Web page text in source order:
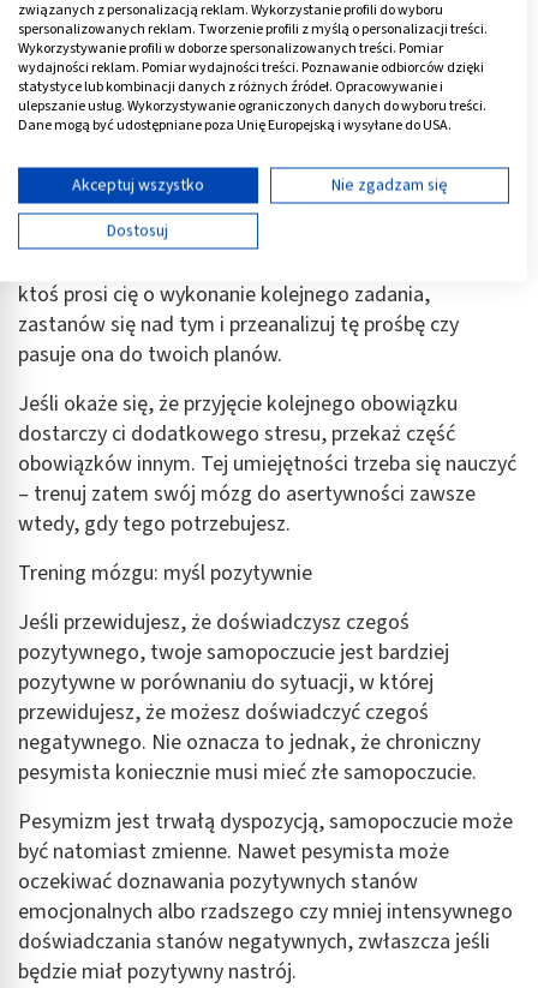
powierzane zostają tobie kolejne obowiązki
przysparzające ci dodatkowego stresu, należy w taki
sposób wytrenować swój mózg, aby niemal
automatycznie delegować zadania i w razie potrzeby
Pomyśl, jak często zgadzasz się na różne rzeczy tylko
dlatego, aby zadowolić innych, nie pytając najpierw
ktoś prosi cię o wykonanie kolejnego zadania,
zastanów się nad tym i przeanalizuj tę prośbę czy
pasuje ona do twoich planów.
Jeśli okaże się, że przyjęcie kolejnego obowiązku
dostarczy ci dodatkowego stresu, przekaż część
obowiązków innym. Tej umiejętności trzeba się nauczyć
– trenuj zatem swój mózg do asertywności zawsze
wtedy, gdy tego potrzebujesz.
Trening mózgu: myśl pozytywnie
Jeśli przewidujesz, że doświadczysz czegoś
pozytywnego, twoje samopoczucie jest bardziej
pozytywne w porównaniu do sytuacji, w której
przewidujesz, że możesz doświadczyć czegoś
negatywnego. Nie oznacza to jednak, że chroniczny
pesymista koniecznie musi mieć złe samopoczucie.
Pesymizm jest trwałą dyspozycją, samopoczucie może
być natomiast zmienne. Nawet pesymista może
oczekiwać doznawania pozytywnych stanów
emocjonalnych albo rzadszego czy mniej intensywnego
doświadczania stanów negatywnych, zwłaszcza jeśli
będzie miał pozytywny nastrój.
związanych z personalizacją reklam. Wykorzystanie profili do wyboru
spersonalizowanych reklam. Tworzenie profili z myślą o personalizacji treści.
Wykorzystywanie profili w doborze spersonalizowanych treści. Pomiar
wydajności reklam. Pomiar wydajności treści. Poznawanie odbiorców dzięki
statystyce lub kombinacji danych z różnych źródeł. Opracowywanie i
ulepszanie usług. Wykorzystywanie ograniczonych danych do wyboru treści.
Dane mogą być udostępniane poza Unię Europejską i wysyłane do USA.
Wyświetl listę partnerów (11 dostawców IAB)
Używamy Twoich danych w następujących celach:
Cele przetwarzania IAB:
Przechowywanie informacji na urządzeniu lub
dostęp do nich
Wykorzystywanie ograniczonych danych do
wyboru reklam
Tworzenie profili w celu spersonalizowanych
reklam
Wykorzystanie profili do wyboru
spersonalizowanych reklam
Tworzenie profili w celu personalizacji treści
Wykorzystywanie profili w celu doboru
spersonalizowanych treści
Pomiar efektywności reklam
Pomiar efektywności treści
Rozumienie odbiorców dzięki statystyce lub
Rozwój i ulepszanie usług
Wykorzystywanie ograniczonych danych do
wyboru treści
Akceptuj wszystko
Nie zgadzam się
Dostosuj